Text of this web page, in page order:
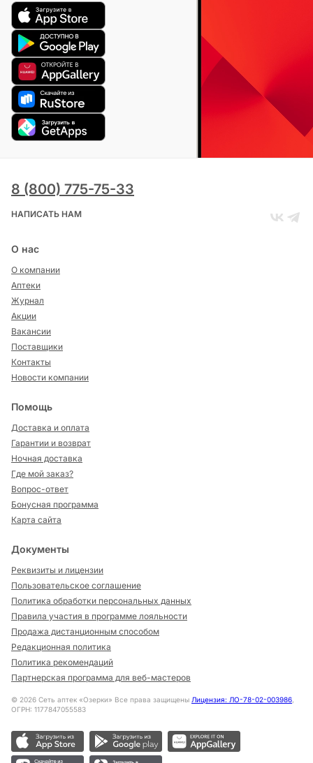
8 (800) 775-75-33
НАПИСАТЬ НАМ
О нас
О компании
Аптеки
Журнал
Акции
Вакансии
Поставщики
Контакты
Новости компании
Помощь
Доставка и оплата
Гарантии и возврат
Ночная доставка
Где мой заказ?
Вопрос-ответ
Бонусная программа
Карта сайта
Документы
Реквизиты и лицензии
Пользовательское соглашение
Политика обработки персональных данных
Правила участия в программе лояльности
Продажа дистанционным способом
Редакционная политика
Политика рекомендаций
Партнерская программа для веб-мастеров
© 2026 Сеть аптек «Озерки» Все права защищены Лицензия: ЛО-78-02-003986,
ОГРН: 1177847055583